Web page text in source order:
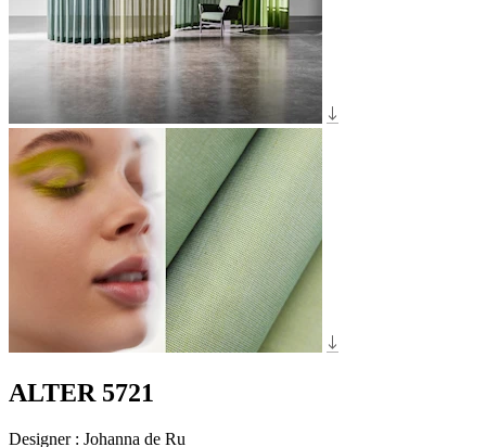
ALTER 5721
Designer : Johanna de Ru